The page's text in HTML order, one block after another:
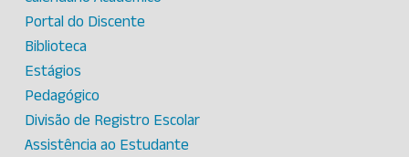
Portal do Discente
Biblioteca
Estágios
Pedagógico
Divisão de Registro Escolar
Assistência ao Estudante